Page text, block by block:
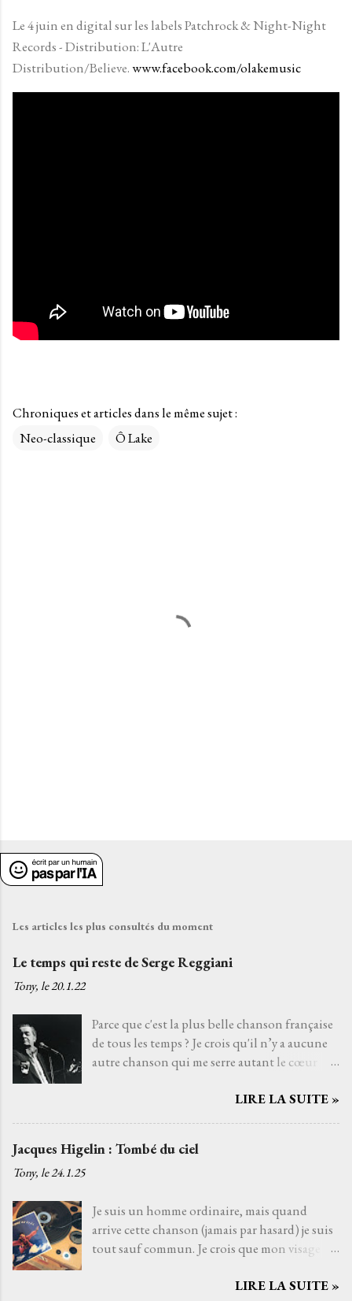
Le 4 juin en digital sur les labels Patchrock & Night-Night
Records - Distribution: L'Autre
Distribution/Believe.www.facebook.com/olakemusic
Chroniques et articles dans le même sujet :
Neo-classique
Ô Lake
Les articles les plus consultés du moment
Le temps qui reste de Serge Reggiani
Tony, le20.1.22
Parce que c'est la plus belle chanson française
de tous les temps ? Je crois qu'il n’y a aucune
autre chanson qui me serre autant le cœur
un texte de Jean-Loup Dabadie et une très
interprète me rappelle celle d'un grand-père
choisie parce que choisir Serge Reggiani, c’est
choisir l'un des moyens le plus sûr pour éviter
les jets de pierres des pédants du monde de la
c’est la plus belle chanson française de tous les
LIRE LA SUITE »
Jacques Higelin : Tombé du ciel
Tony, le24.1.25
Je suis un homme ordinaire, mais quand
arrive cette chanson (jamais par hasard) je suis
tout sauf commun. Je crois que mon visage
lumière qui ne vient pas du soleil, mais d’une
LIRE LA SUITE »